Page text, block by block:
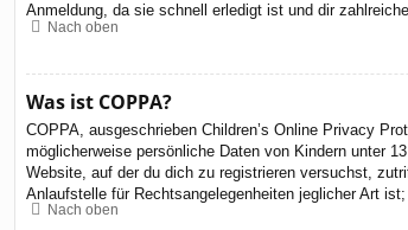
Anmeldung, da sie schnell erledigt ist und dir
Nach oben
Was ist COPPA?
COPPA, ausgeschrieben Children’s Online Privacy
möglicherweise persönliche Daten von Kindern unter
Website, auf der du dich zu registrieren versuchst,
Anlaufstelle für Rechtsangelegenheiten jeglicher Art
Nach oben